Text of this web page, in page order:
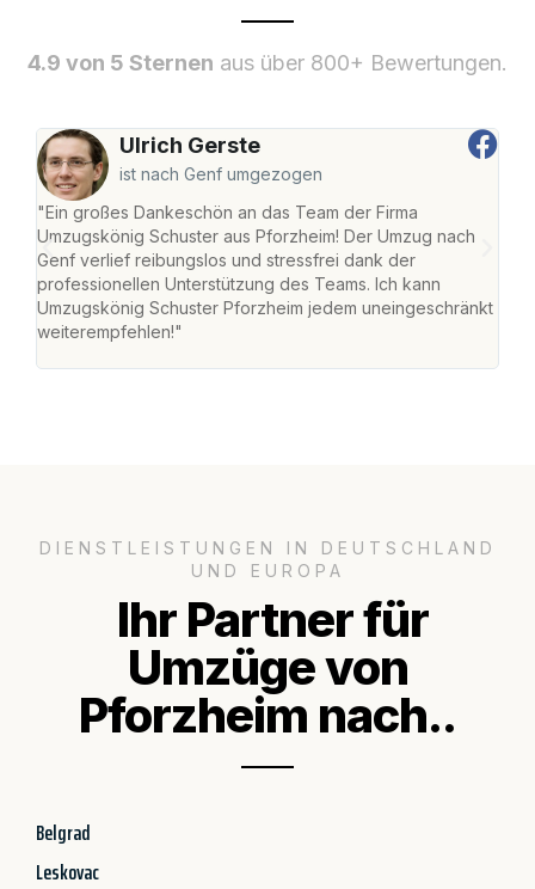
4.9 von 5 Sternen aus über 800+ Bewertungen.
Ulrich Gerste
ist nach Genf umgezogen
"Ein großes Dankeschön an das Team der Firma
Umzugskönig Schuster aus Pforzheim! Der Umzug nach
Genf verlief reibungslos und stressfrei dank der
professionellen Unterstützung des Teams. Ich kann
Umzugskönig Schuster Pforzheim jedem uneingeschränkt
weiterempfehlen!"
DIENSTLEISTUNGEN IN DEUTSCHLAND
UND EUROPA
Ihr Partner für
Umzüge von
Pforzheim nach..
Belgrad
Leskovac